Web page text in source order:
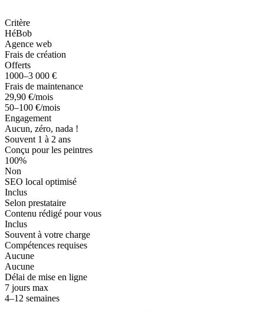
Critère
HéBob
Agence web
Frais de création
Offerts
1000–3 000 €
Frais de maintenance
29,90 €/mois
50–100 €/mois
Engagement
Aucun, zéro, nada !
Souvent 1 à 2 ans
Conçu pour les peintres
100%
Non
SEO local optimisé
Inclus
Selon prestataire
Contenu rédigé pour vous
Inclus
Souvent à votre charge
Compétences requises
Aucune
Aucune
Délai de mise en ligne
7 jours max
4–12 semaines